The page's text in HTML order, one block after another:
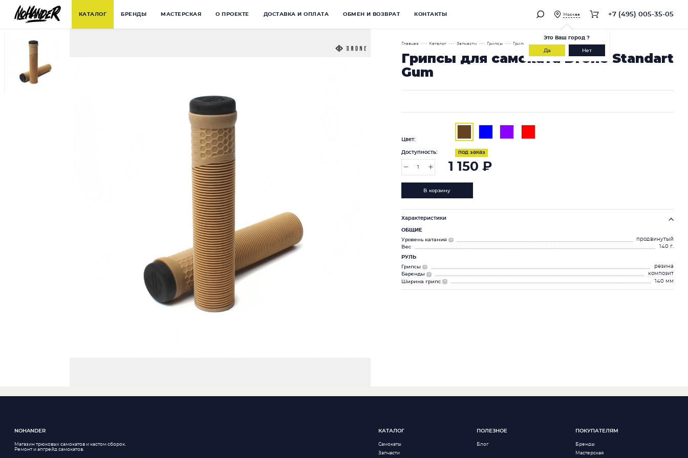
КАТАЛОГ БРЕНДЫ МАСТЕРСКАЯ О ПРОЕКТЕ ДОСТАВКА И ОПЛАТА ОБМЕН И ВОЗВРАТ КОНТАКТЫ Москва
Это Ваш город?
Да Нет
+7 (495) 005-35-05
Главная • • • Каталог • • • Запчасти • • • Грипсы • • • Грипсы Drone Standart Gum
Грипсы для самоката Drone Standart
Gum
Цвет:
Доступность: под заказ
1 150 ₽
В корзину
Характеристики
ОБЩИЕ
Уровень катания ? продвинутый
Вес 140 г.
РУЛЬ
Грипсы ? резина
Баренды ? композит
Ширина грипс ? 140 мм
NOHANDER
Магазин трюковых самокатов и кастом сборок.
Ремонт и апгрейд самокатов.
КАТАЛОГ
Самокаты
Запчасти
ПОЛЕЗНОЕ
Блог
ПОКУПАТЕЛЯМ
Бренды
Мастерская